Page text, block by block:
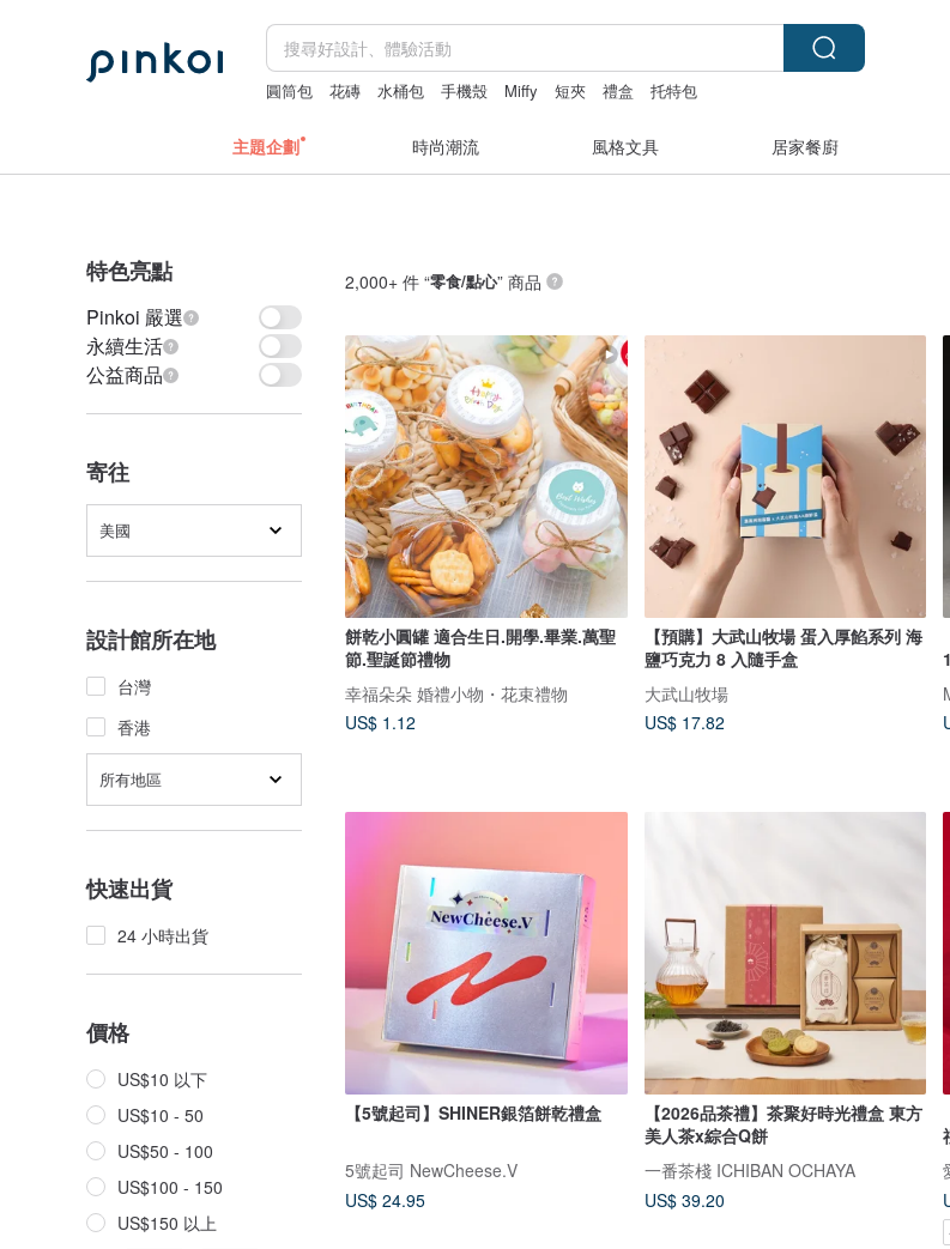
圓筒包 花磚 水桶包 手機殼 Miffy 短夾 禮盒 托特包
主題企劃 時尚潮流 風格文具 居家餐廚
特色亮點
Pinkoi 嚴選
永續生活
公益商品
寄往
美國
設計館所在地
台灣
香港
所有地區
快速出貨
24 小時出貨
價格
US$10 以下
US$10 - 50
US$50 - 100
US$100 - 150
US$150 以上
2,000+ 件 “零食/點心” 商品
餅乾小圓罐 適合生日.開學.畢業.萬聖
節.聖誕節禮物
幸福朵朵 婚禮小物・花束禮物
US$ 1.12
【預購】大武山牧場 蛋入厚餡系列 海
鹽巧克力 8 入隨手盒
大武山牧場
US$ 17.82
【5號起司】SHINER銀箔餅乾禮盒
5號起司 NewCheese.V
US$ 24.95
【2026品茶禮】茶聚好時光禮盒 東方
美人茶x綜合Q餅
一番茶棧 ICHIBAN OCHAYA
US$ 39.20